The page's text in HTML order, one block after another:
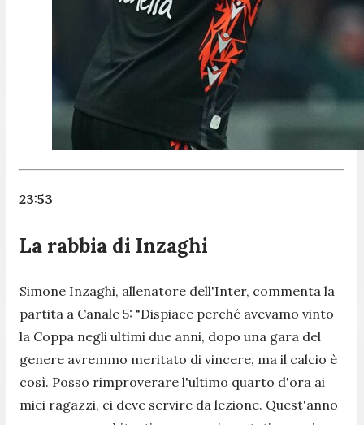
23:53
La rabbia di Inzaghi
Simone Inzaghi, allenatore dell'Inter, commenta la
partita a Canale 5: "Dispiace perché avevamo vinto
la Coppa negli ultimi due anni, dopo una gara del
genere avremmo meritato di vincere, ma il calcio è
così. Posso rimproverare l'ultimo quarto d'ora ai
miei ragazzi, ci deve servire da lezione. Quest'anno